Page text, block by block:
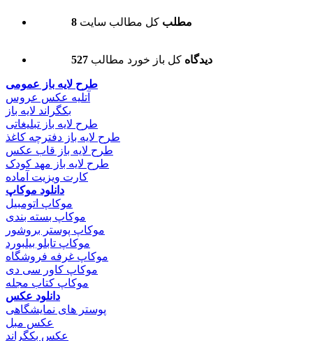
8 مطلب کل مطالب سایت
527 دیدگاه کل باز خورد مطالب
طرح لایه باز عمومی
آتلیه عکس عروس
بکگراند لایه باز
طرح لایه باز تبلیغاتی
طرح لایه باز دفترچه کاغذ
طرح لایه باز قاب عکس
طرح لایه باز مهد کودک
کارت ویزیت آماده
دانلود موکاپ
موکاپ اتومبیل
موکاپ بسته بندی
موکاپ پوستر بروشور
موکاپ تابلو بیلبورد
موکاپ غرفه فروشگاه
موکاپ کاور سی دی
موکاپ کتاب مجله
دانلود عکس
پوستر های نمایشگاهی
عکس مبل
عکس بکگراند